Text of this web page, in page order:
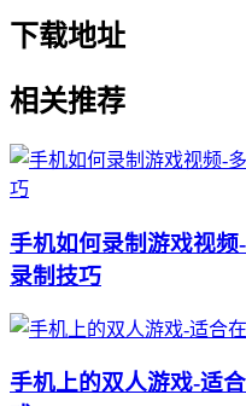
下载地址
相关推荐
手机如何录制游戏视
录制技巧
手机上的双人游戏-适